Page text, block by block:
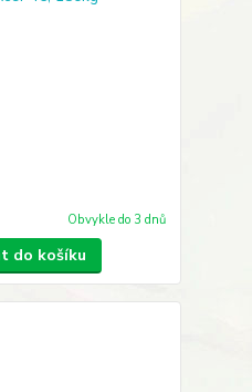
Obvykle do 3 dnů
do košíku